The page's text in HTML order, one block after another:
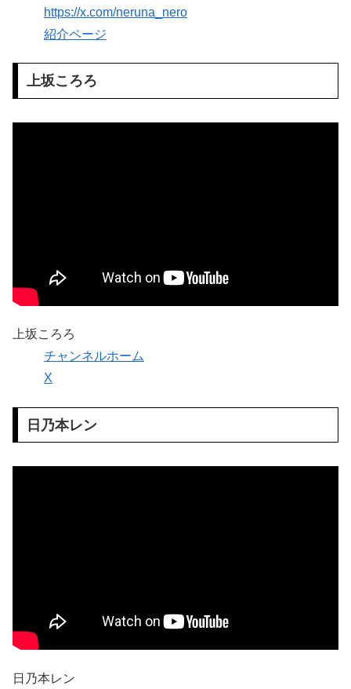
https://x.com/neruna_nero
紹介ページ
上坂ころろ
上坂ころろ
チャンネルホーム
X
日乃本レン
日乃本レン